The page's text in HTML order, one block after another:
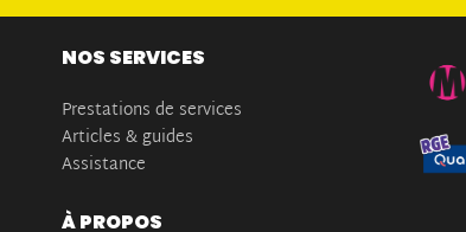
NOS SERVICES
Prestations de services
Articles & guides
Assistance
À PROPOS